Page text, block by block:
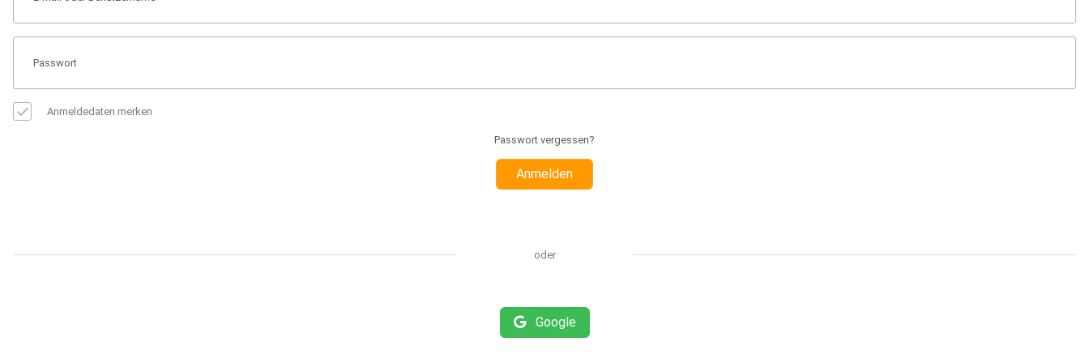
Anmeldedaten merken
Passwort vergessen?
Anmelden
oder
Google